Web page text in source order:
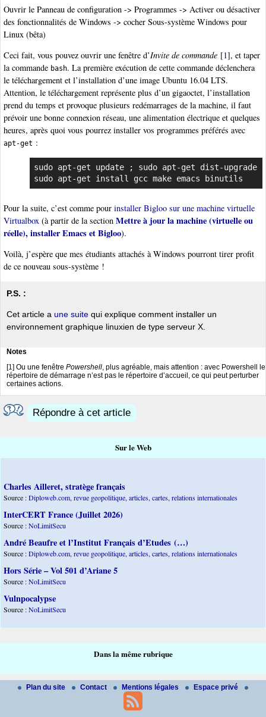
Ouvrir le Panneau de configuration -> Programmes -> Activer ou désactiver
des fonctionnalités de Windows -> cocher Sous-système Windows pour
Linux (bêta)
Ceci fait, vous pouvez ouvrir une fenêtre d’Invite de commande [1], et taper
la commande bash. La première exécution de cette commande déclenchera
le téléchargement et l’installation d’une image Ubuntu 16.04 LTS.
Attention, le téléchargement représente plus d’un gigaoctet, l’installation
prend du temps et provoque plusieurs redémarrages de la machine, il faut
prévoir une bonne connexion réseau, une alimentation électrique et quelques
heures, après quoi vous pourrez installer vos programmes préférés avec
apt-get :
sudo apt-get update ; sudo apt-get dist-upgrade
sudo apt-get install gcc make emacs binutils
Pour la suite, c’est comme pour installer Bigloo sur une machine virtuelle
Virtualbox (à partir de la section Mettre à jour la machine (virtuelle ou
réelle), installer Emacs et Bigloo).
Voilà, j’espère que mes étudiants attachés à Windows pourront tirer profit
de ce nouveau sous-système !
P.S. :
Cet article a une suite qui explique comment installer un
environnement graphique linuxien de type serveur X.
Notes
[1] Ou une fenêtre Powershell, plus agréable, mais attention : avec Powershell le
répertoire de démarrage n’est pas le répertoire d’accueil, ce qui peut perturber
certaines actions.
Répondre à cet article
Sur le Web
Charles Ailleret, stratège français
Source :Diploweb.com, revue geopolitique, articles, cartes, relations internationales
InterCERT France (Juillet 2026)
Source :NoLimitSecu
André Beaufre et l’Institut Français d’Etudes (…)
Source :Diploweb.com, revue geopolitique, articles, cartes, relations internationales
Hors Série – Vol 501 d’Ariane 5
Source :NoLimitSecu
Vulnpocalypse
Source :NoLimitSecu
Dans la même rubrique
Plan du site Contact Mentions légales Espace privé